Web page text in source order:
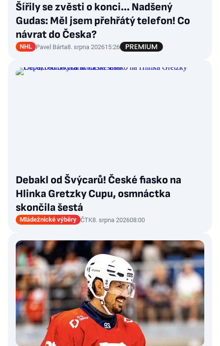
Šířily se zvěsti o konci... Nadšený
Gudas: Měl jsem přehřátý telefon! Co
návrat do Česka?
NHL Pavel Bárta8. srpna 202615:26
Debakl od Švýcarů! České fiasko na
Hlinka Gretzky Cupu, osmnáctka
skončila šestá
Mládežnické výběry ČTK8. srpna 202608:00